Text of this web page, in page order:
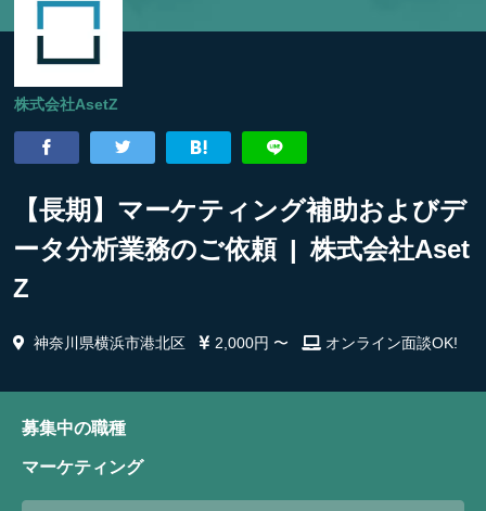
株式会社AsetZ
【長期】マーケティング補助およびデ
ータ分析業務のご依頼 | 株式会社Aset
Z
神奈川県横浜市港北区 2,000円 〜 オンライン面談OK!
募集中の職種
マーケティング